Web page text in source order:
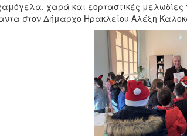
χαρά και εορταστικές
στον Δήμαρχο Ηρακλείου Αλέξη